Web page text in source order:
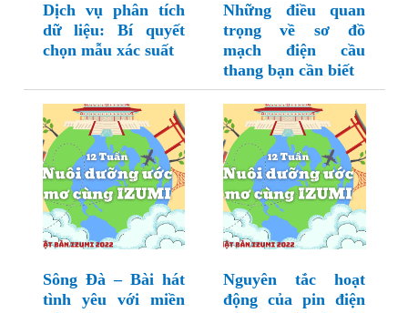
Dịch vụ phân tích
dữ liệu: Bí quyết
chọn mẫu xác suất
Những điều quan
trọng về sơ đồ
mạch điện cầu
thang bạn cần biết
Sông Đà – Bài hát
tình yêu với miền
Nguyên tắc hoạt
động của pin điện